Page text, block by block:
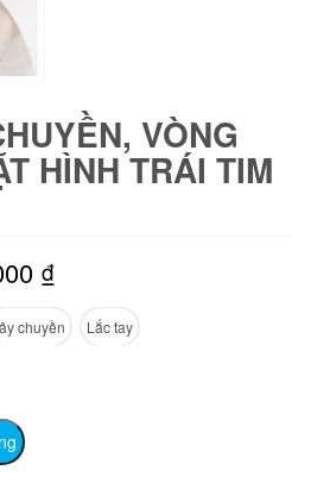
VÒNG
HÌNH TRÁI TIM
₫
giá:
chuyền Lắc tay